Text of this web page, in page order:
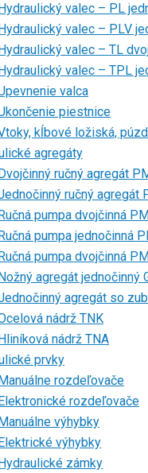
valec – PL
valec – PLV
valec – TL
valec – TPL
valca
piestnice
kĺbové ložiská,
agregáty
ručný agregát
ručný agregát
pumpa dvojčinná
pumpa jednočinná
pumpa dvojčinná
agregát jednočinný
agregát so
nádrž TNK
nádrž TNA
prvky
rozdeľovače
rozdeľovače
výhybky
výhybky
zámky